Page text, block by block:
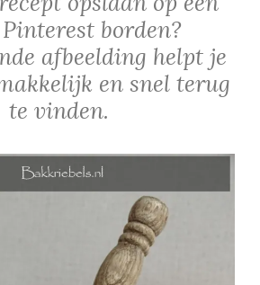
borden?
afbeelding helpt je
en snel terug
te vinden.